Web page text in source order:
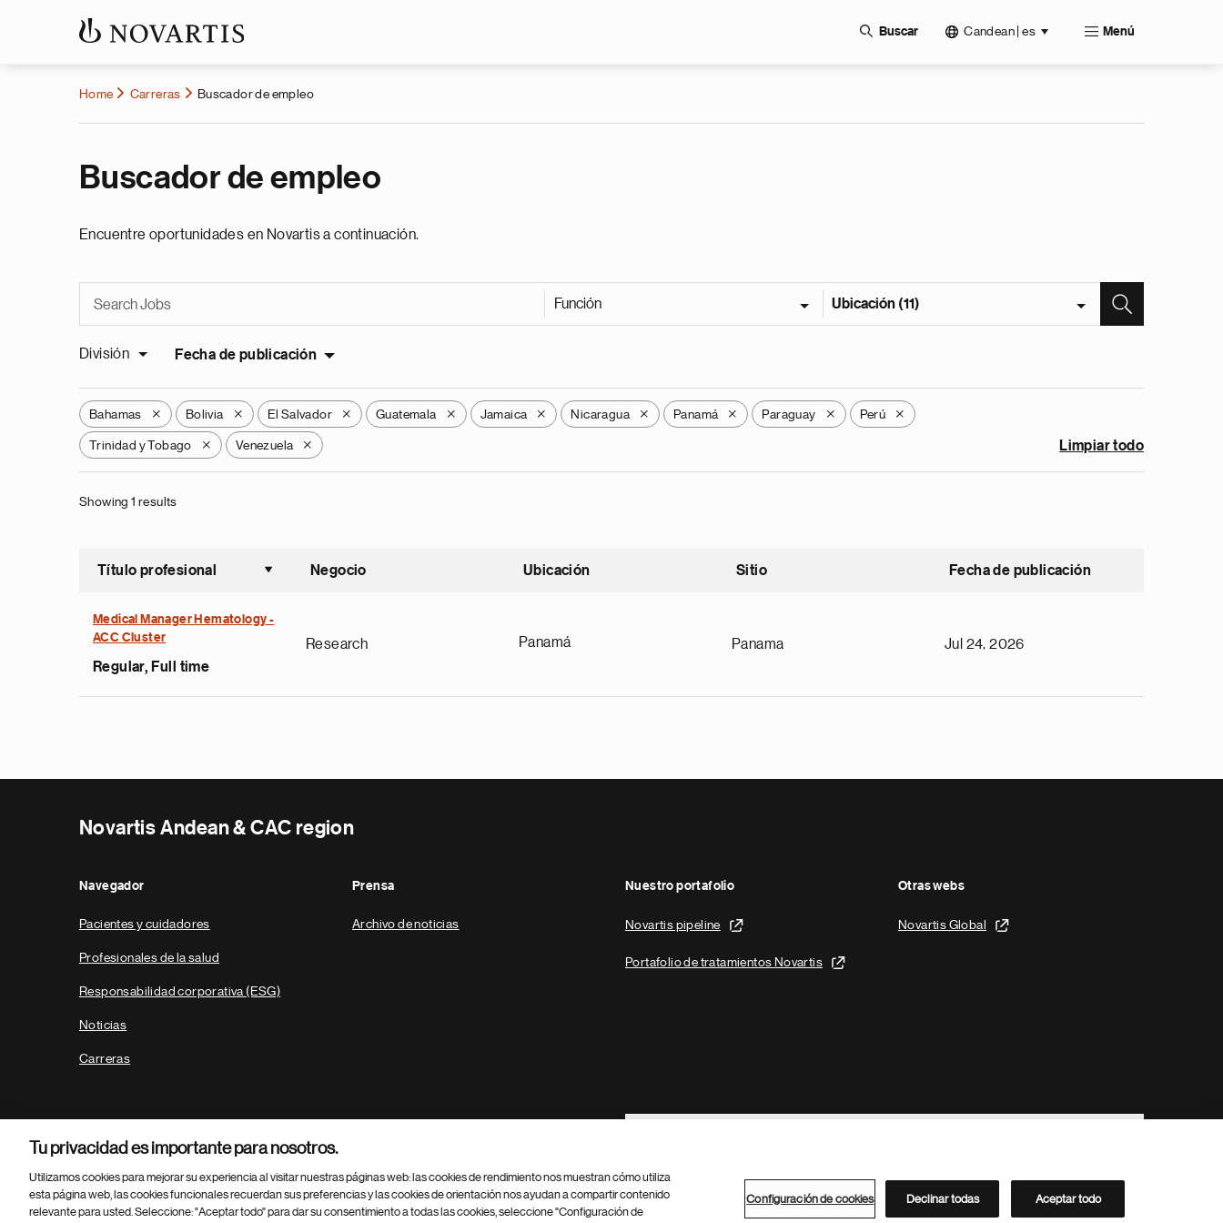
Buscar Candean | es Menú
Home Carreras Buscador de empleo
Buscador de empleo
Encuentre oportunidades en Novartis a continuación.
Función Ubicación (11)
División Fecha de publicación
Bahamas X Bolivia X El Salvador X Guatemala X Jamaica X Nicaragua X Panamá X Paraguay X Perú X
Trinidad y Tobago X Venezuela X Limpiar todo
Showing 1 results
Título profesional
Ordenar ascendente
Negocio Ubicación Sitio Fecha de publicación
Medical Manager Hematology -
ACC Cluster
Regular, Full time
Research Panamá Panama Jul 24, 2026
Novartis Andean & CAC region
Navegador
Pacientes y cuidadores
Profesionales de la salud
Responsabilidad corporativa (ESG)
Noticias
Carreras
Prensa
Archivo de noticias
Nuestro portafolio
Novartis pipeline
Portafolio de tratamientos Novartis
Otras webs
Novartis Global
Footer Site Search
Parte
© 2026 Novartis AG Directorio de Novartis
Tu privacidad es importante para nosotros.
Utilizamos cookies para mejorar su experiencia al visitar nuestras páginas web: las cookies de rendimiento nos muestran cómo utiliza
esta página web, las cookies funcionales recuerdan sus preferencias y las cookies de orientación nos ayudan a compartir contenido
relevante para usted. Seleccione: "Aceptar todo" para dar su consentimiento a todas las cookies, seleccione "Configuración de
Configuración de cookies Declinar todas Aceptar todo